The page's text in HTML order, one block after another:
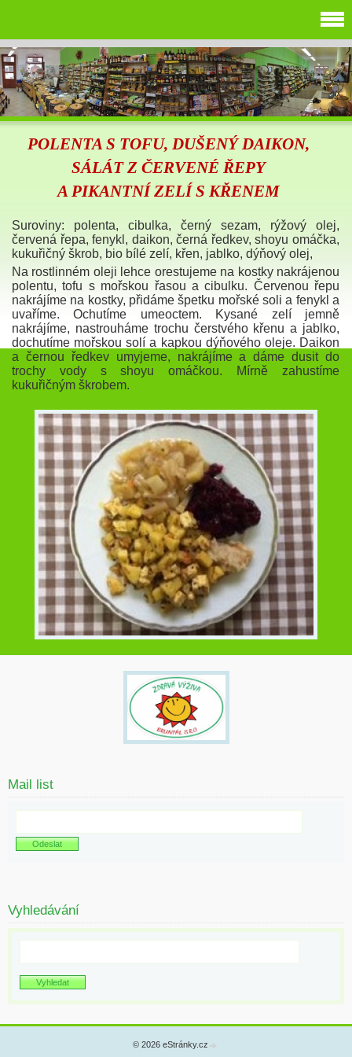
POLENTA S TOFU, DUŠENÝ DAIKON,
SÁLÁT Z ČERVENÉ ŘEPY
A PIKANTNÍ ZELÍ S KŘENEM
Suroviny: polenta, cibulka, černý sezam, rýžový olej,
červená řepa, fenykl, daikon, černá ředkev, shoyu omáčka,
kukuřičný škrob, bio bílé zelí, křen, jablko, dýňový olej,
Na rostlinném oleji lehce orestujeme na kostky nakrájenou
polentu, tofu s mořskou řasou a cibulku. Červenou řepu
nakrájíme na kostky, přidáme špetku mořské soli a fenykl a
uvaříme. Ochutíme umeoctem. Kysané zelí jemně
nakrájíme, nastrouháme trochu čerstvého křenu a jablko,
dochutíme mořskou solí a kapkou dýňového oleje. Daikon
a černou ředkev umyjeme, nakrájíme a dáme dusit do
trochy vody s shoyu omáčkou. Mírně zahustíme
kukuřičným škrobem.
Mail list
Vyhledávání
© 2026 eStránky.cz